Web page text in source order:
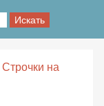
Строчки на